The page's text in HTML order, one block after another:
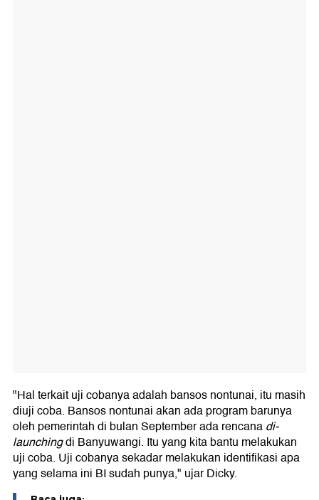
"Hal terkait uji cobanya adalah bansos nontunai, itu masih
diuji coba. Bansos nontunai akan ada program barunya
oleh pemerintah di bulan September ada rencanadi-
launchingdi Banyuwangi. Itu yang kita bantu melakukan
uji coba. Uji cobanya sekadar melakukan identifikasi apa
yang selama ini BI sudah punya," ujar Dicky.